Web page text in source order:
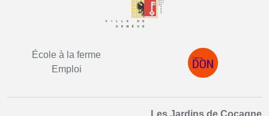
École à la ferme
Emploi
Les Jardins de Cocagne